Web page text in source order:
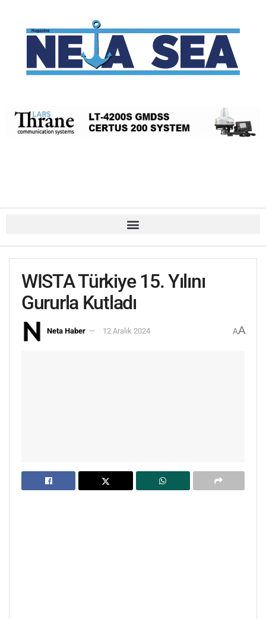
WISTA Türkiye 15. Yılını
Gururla Kutladı
Neta Haber 12 Aralık 2024 AA